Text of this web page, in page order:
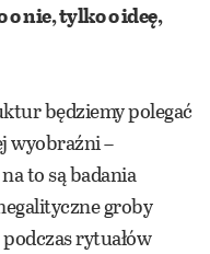
o nie, tylko o ideę,
będziemy polegać
wyobraźni –
to są badania
groby
rytuałów